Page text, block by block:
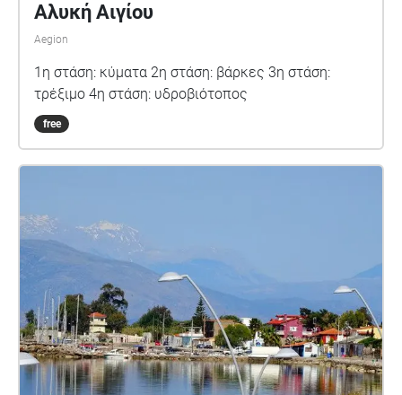
Αλυκή Αιγίου
Aegion
1η στάση: κύματα 2η στάση: βάρκες 3η στάση:
τρέξιμο 4η στάση: υδροβιότοπος
free